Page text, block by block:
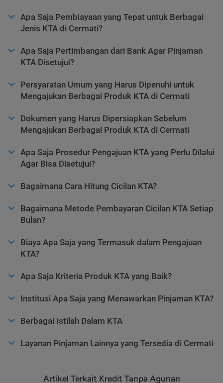
Apa Saja Pembiayaan yang Tepat untuk Berbagai
Jenis KTA di Cermati?
Apa Saja Pertimbangan dari Bank Agar Pinjaman
KTA Disetujui?
Persyaratan Umum yang Harus Dipenuhi untuk
Mengajukan Berbagai Produk KTA di Cermati
Dokumen yang Harus Dipersiapkan Sebelum
Mengajukan Berbagai Produk KTA di Cermati
Apa Saja Prosedur Pengajuan KTA yang Perlu Dilalui
Agar Bisa Disetujui?
Bagaimana Cara Hitung Cicilan KTA?
Bagaimana Metode Pembayaran Cicilan KTA Setiap
Bulan?
Biaya Apa Saja yang Termasuk dalam Pengajuan
KTA?
Apa Saja Kriteria Produk KTA yang Baik?
Institusi Apa Saja yang Menawarkan Pinjaman KTA?
Berbagai Istilah Dalam KTA
Layanan Pinjaman Lainnya yang Tersedia di Cermati
Artikel Terkait Kredit Tanpa Agunan